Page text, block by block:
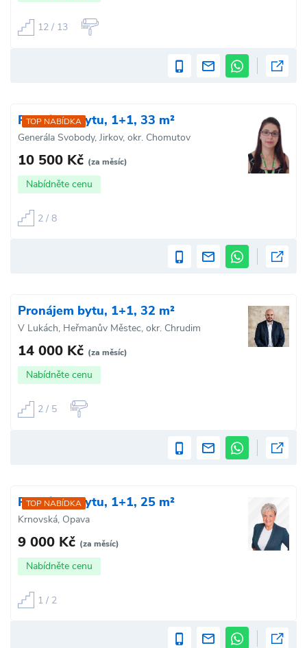
12 / 13
TOP NABÍDKA
Pronájem bytu, 1+1, 33 m²
Generála Svobody, Jirkov, okr. Chomutov
10 500 Kč (za měsíc)
Nabídněte cenu
2 / 8
Pronájem bytu, 1+1, 32 m²
V Lukách, Heřmanův Městec, okr. Chrudim
14 000 Kč (za měsíc)
Nabídněte cenu
2 / 5
TOP NABÍDKA
Pronájem bytu, 1+1, 25 m²
Krnovská, Opava
9 000 Kč (za měsíc)
Nabídněte cenu
1 / 2